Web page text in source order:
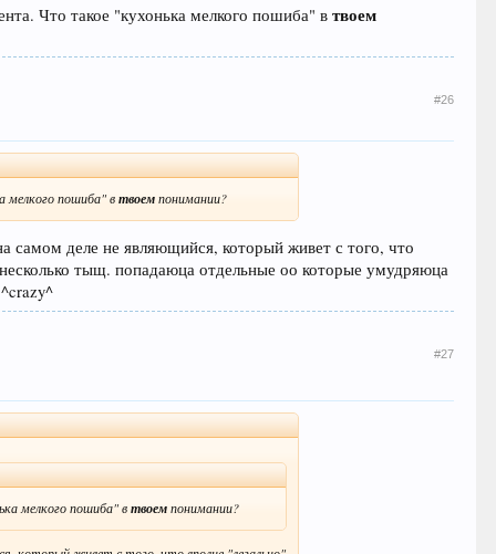
Что такое "кухонька мелкого пошиба" втвоем
#26
мелкого пошиба" втвоемпонимании?
самом деле не являющийся, который живет с того, что
тыщ. попадаюца отдельные оо которые умудряюца
#27
мелкого пошиба" втвоемпонимании?